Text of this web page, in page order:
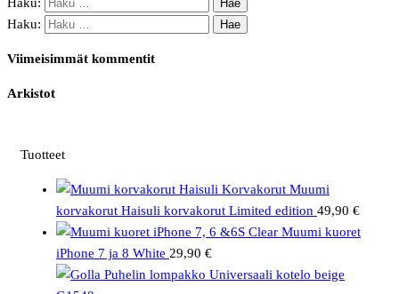
Haku:
Viimeisimmät kommentit
Arkistot
Tuotteet
Muumi
korvakorut Haisuli korvakorut Limited edition 49,90 €
Muumi kuoret
iPhone 7 ja 8 White 29,90 €